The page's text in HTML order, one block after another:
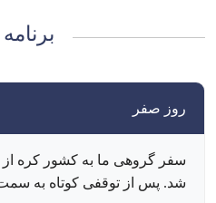
برنامه
روز صفر
سفر گروهی ما به کشور کره از
شد. پس از توقفی کوتاه به